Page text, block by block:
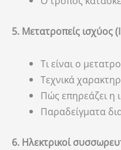
5. Μετατροπείς
Τι είναι ο
Τεχνικά
Πώς επηρεάζει η
Παραδείγματα
6. Ηλεκτρικοί